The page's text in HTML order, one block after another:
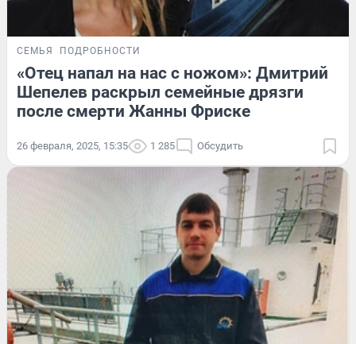
СЕМЬЯ ПОДРОБНОСТИ
«Отец напал на нас с ножом»: Дмитрий
Шепелев раскрыл семейные дрязги
после смерти Жанны Фриске
26 февраля, 2025, 15:35 1 285 Обсудить